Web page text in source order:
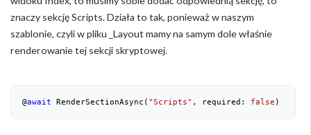
znaczy sekcję Scripts. Działa to tak, ponieważ w naszym
szablonie, czyli w pliku _Layout mamy na samym dole właśnie
renderowanie tej sekcji skryptowej.
@await RenderSectionAsync( "Scripts" , required: false )